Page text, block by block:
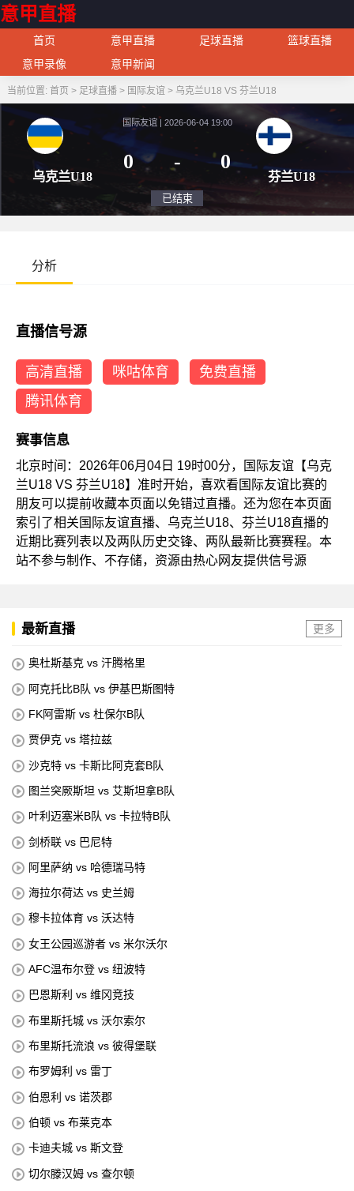
意甲直播
首页 意甲直播 足球直播
篮球直播
意甲录像
意甲新闻
当前位置: 首页 > 足球直播> 国际友谊 > 乌克兰U18 VS 芬兰U18
乌克兰U18
国际友谊 | 2026-06-04 19:00
0
芬
分析
直播信号源
高清直播 咪咕体育
免费直播
腾讯体育
赛事信息
北京时间：2026年06月04日 19时00分，国际友谊【乌克
兰U18 VS 芬兰U18】准时开始，喜欢看国际友谊比赛的
朋友可以提前收藏本页面以免错过直播。还为您在本页面
索引了相关国际友谊直播、乌克兰U18、芬兰U18直播的
近期比赛列表以及两队历史交锋、两队最新比赛赛程。本
站不参与制作、不存储，资源由热心网友提供信号源
最新直播 更多
奥杜斯基克 vs 汗腾格里
阿克托比B队 vs 伊基巴斯图特
FK阿雷斯 vs 杜保尔B队
贾伊克 vs 塔拉兹
沙克特 vs 卡斯比阿克套B队
图兰突厥斯坦 vs 艾斯坦拿B队
叶利迈塞米B队 vs 卡拉特B队
剑桥联 vs 巴尼特
阿里萨纳 vs 哈德瑞马特
海拉尔荷达 vs 史兰姆
穆卡拉体育 vs 沃达特
女王公园巡游者 vs 米尔沃尔
AFC温布尔登 vs 纽波特
巴恩斯利 vs 维冈竞技
布里斯托城 vs 沃尔索尔
布里斯托流浪 vs 彼得堡联
布罗姆利 vs 雷丁
伯恩利 vs 诺茨郡
伯顿 vs 布莱克本
卡迪夫城 vs 斯文登
切尔滕汉姆 vs 查尔顿